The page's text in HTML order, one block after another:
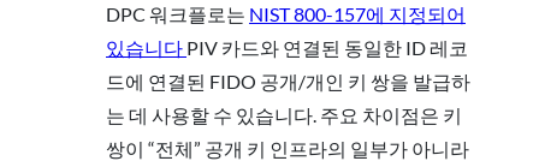
DPC 워크플로는 NIST 800-157에 지정되어
있습니다 PIV 카드와 연결된 동일한 ID 레코
드에 연결된 FIDO 공개/개인 키 쌍을 발급하
는 데 사용할 수 있습니다. 주요 차이점은 키
쌍이 “전체” 공개 키 인프라의 일부가 아니라